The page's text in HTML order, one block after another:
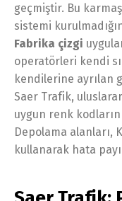
geçmiştir. Bu
sistemi
Fabrika çizgi
operatörleri kendi
kendilerine ayrılan
Saer Trafik,
uygun renk
Depolama alanları,
kullanarak hata